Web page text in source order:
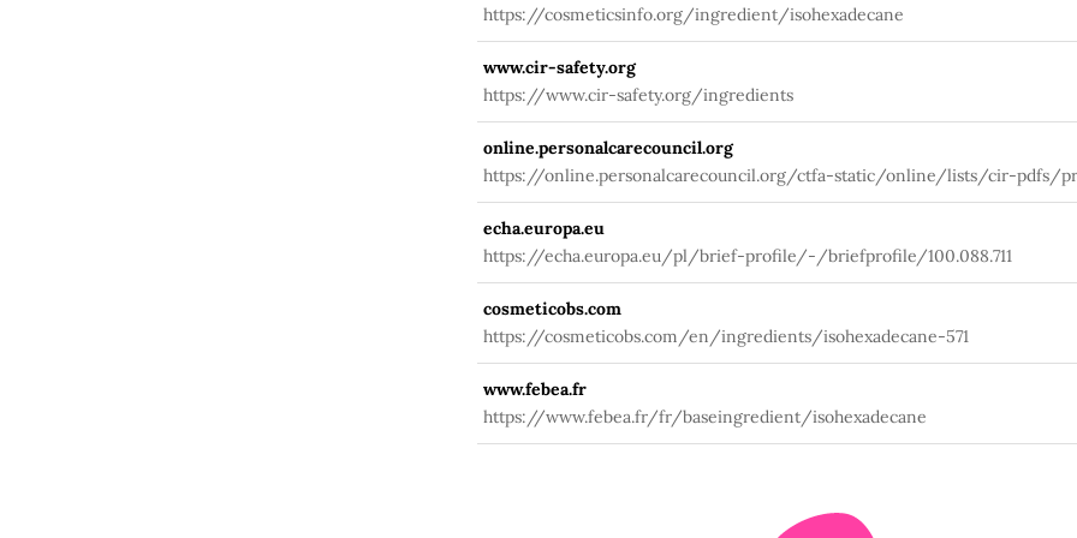
https://cosmeticsinfo.org/ingredient/isohexadecane
www.cir-safety.org
https://www.cir-safety.org/ingredients
online.personalcarecouncil.org
https://online.personalcarecouncil.org/ctfa-static/online/lists/cir-pdfs/
echa.europa.eu
https://echa.europa.eu/pl/brief-profile/-/briefprofile/100.088.711
cosmeticobs.com
https://cosmeticobs.com/en/ingredients/isohexadecane-571
www.febea.fr
https://www.febea.fr/fr/baseingredient/isohexadecane